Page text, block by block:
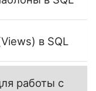
в SQL
работы с